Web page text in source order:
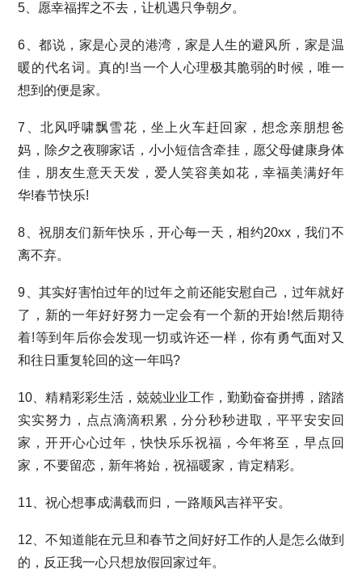
5、愿幸福挥之不去，让机遇只争朝夕。
6、都说，家是心灵的港湾，家是人生的避风所，家是温
暖的代名词。真的!当一个人心理极其脆弱的时候，唯一
想到的便是家。
7、北风呼啸飘雪花，坐上火车赶回家，想念亲朋想爸
妈，除夕之夜聊家话，小小短信含牵挂，愿父母健康身体
佳，朋友生意天天发，爱人笑容美如花，幸福美满好年
华!春节快乐!
8、祝朋友们新年快乐，开心每一天，相约20xx，我们不
离不弃。
9、其实好害怕过年的!过年之前还能安慰自己，过年就好
了，新的一年好好努力一定会有一个新的开始!然后期待
着!等到年后你会发现一切或许还一样，你有勇气面对又
和往日重复轮回的这一年吗?
10、精精彩彩生活，兢兢业业工作，勤勤奋奋拼搏，踏踏
实实努力，点点滴滴积累，分分秒秒进取，平平安安回
家，开开心心过年，快快乐乐祝福，今年将至，早点回
家，不要留恋，新年将始，祝福暖家，肯定精彩。
11、祝心想事成满载而归，一路顺风吉祥平安。
12、不知道能在元旦和春节之间好好工作的人是怎么做到
的，反正我一心只想放假回家过年。